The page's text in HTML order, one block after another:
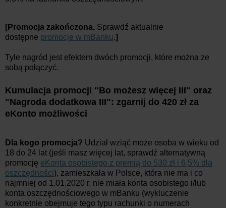
[Promocja zakończona. Sprawdź aktualnie
dostępne promocje w mBanku.]
Tyle nagród jest efektem dwóch promocji, które można ze
sobą połączyć.
Kumulacja promocji "Bo możesz więcej III" oraz
"Nagroda dodatkowa III": zgarnij do 420 zł za
eKonto możliwości
Dla kogo promocja? Udział wziąć może osoba w wieku od
18 do 24 lat (jeśli masz więcej lat, sprawdź alternatywną
promocję eKonta osobistego z premią do 530 zł i 6,5% dla
oszczędności), zamieszkała w Polsce, która nie ma i co
najmniej od 1.01.2020 r. nie miała konta osobistego i/lub
konta oszczędnościowego w mBanku (wykluczenie
konkretnie obejmuje tego typu rachunki o numerach